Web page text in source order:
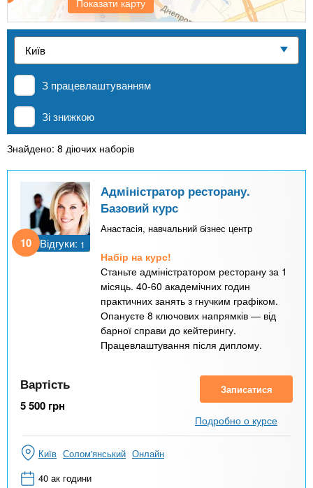
n
t
s
.
i
n
f
и
л
а
д
Курси
MBA
Онлайн курси
За кордоном
З працевлаштуванням
Зі знижкою
Знайдено: 8 діючих наборів
10 Відгуки: 1
Адміністратор ресторану.
Базовий курс
Анастасія, навчальний бізнес центр
Набір на курс!
Станьте адміністратором ресторану за 1
місяць. 40-60 академічних годин
практичних занять з гнучким графіком.
Опануєте 8 ключових напрямків — від
барної справи до кейтерингу.
Працевлаштування після диплому.
Вартість
5 500 грн
Записатися
Подробно о курсе
Київ Солом'янський Онлайн
40 ак години